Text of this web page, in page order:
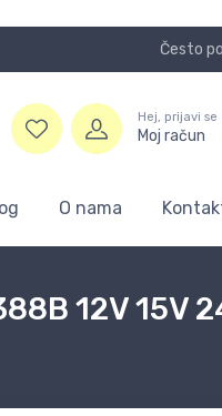
Često
Hej, prijavi se
Moj račun
O nama
12V 15V